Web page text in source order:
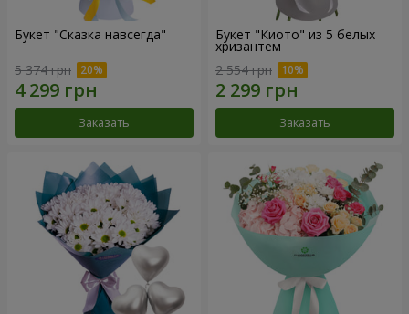
Букет "Сказка навсегда"
5 374 грн
Заказать
Букет "Киото" из 5 белых
хризантем
2 554 грн
Заказать